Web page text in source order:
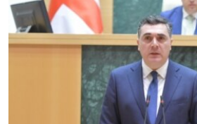
ᲛᲝᲚᲐᲞᲐᲠᲐᲙᲔ ᲢᲔᲥᲡᲢᲔᲑᲘ
ᲨᲘᲜ - ᲣᲪᲮᲝᲔᲗᲨᲘ
ᲚᲘᲢᲔᲠᲐᲢᲣᲠᲣᲚᲘ ᲬᲐᲮᲜᲐᲒᲔᲑᲘ
ᲐᲛᲔᲠᲘᲙᲣᲚᲘ ᲛᲝᲗᲮᲠᲝᲑᲐ
ᲘᲛᲞᲔᲠᲘᲐ ᲓᲐ ᲠᲐᲓᲘᲝ
ᲩᲔᲛᲘ ᲡᲘᲙᲕᲓᲘᲚᲘᲡ ᲛᲘᲖᲔᲖᲘᲐ COVID-19
11 ᲬᲔᲚᲘ - 11 ᲐᲛᲑᲐᲕᲘ
ᲡᲐᲞᲐᲠᲚᲐᲛᲔᲜᲢᲝ ᲐᲠᲩᲔᲕᲜᲔᲑᲘᲡ ᲘᲡᲢᲝᲠᲘᲐ
ᲑᲐᲕᲨᲕᲔᲑᲘ ᲞᲠᲝᲡᲢᲘᲢᲣᲪᲘᲐᲨᲘ -
5 ᲐᲛᲑᲐᲕᲘ - 20 ᲘᲕᲜᲘᲡᲡ ᲓᲐᲨᲐᲕᲔᲑᲣᲚᲔᲑᲘ
ᲒᲐᲛᲝᲘᲬᲔᲠᲔ
რთე/რთ-ის ყველა საიტი